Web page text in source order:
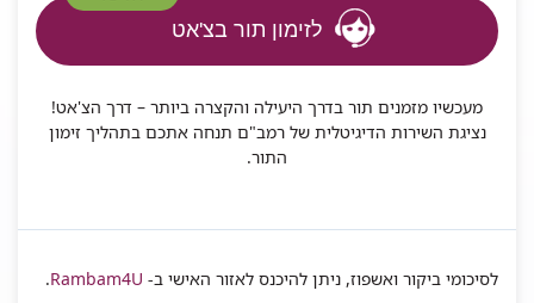
לזימון תור בצ'אט
מעכשיו מזמנים תור בדרך היעילה והקצרה ביותר – דרך הצ'אט!
נציגת השירות הדיגיטלית של רמב"ם תנחה אתכם בתהליך זימון
התור.
לסיכומי ביקור ואשפוז, ניתן להיכנס לאזור האישי ב- Rambam4U
.